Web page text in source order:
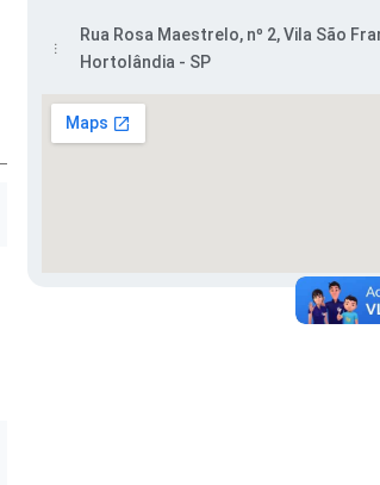
Rua Rosa Maestrelo, nº 2, Vila São
Hortolândia - SP